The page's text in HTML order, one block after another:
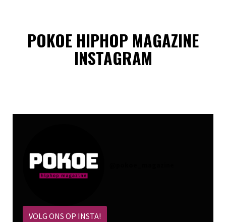
POKOE HIPHOP MAGAZINE
INSTAGRAM
VOLG ONS OP INSTA!